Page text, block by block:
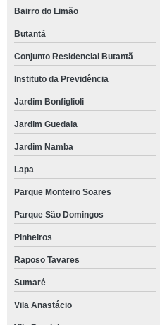
Bairro do Limão
Butantã
Conjunto Residencial Butantã
Instituto da Previdência
Jardim Bonfiglioli
Jardim Guedala
Jardim Namba
Lapa
Parque Monteiro Soares
Parque São Domingos
Pinheiros
Raposo Tavares
Sumaré
Vila Anastácio